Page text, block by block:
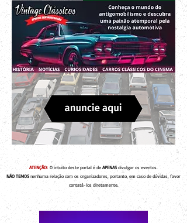
ATENÇÃO: O intuito deste portal é de APENAS divulgar os eventos.
NÃO TEMOS nenhuma relação com os organizadores, portanto, em caso de dúvidas, favor
contatá-los diretamente.